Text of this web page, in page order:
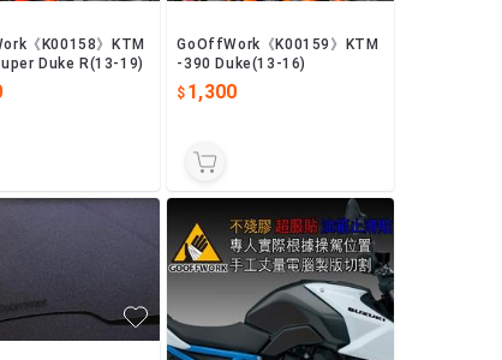
《K00158》KTM
Duke R(13-19)
GoOffWork《K00159》KTM
-390 Duke(13-16)
1,300